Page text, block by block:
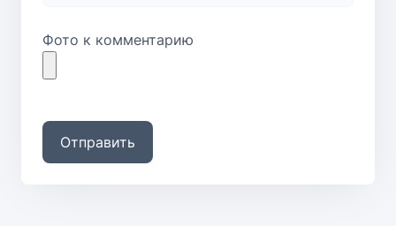
Фото к комментарию
Отправить